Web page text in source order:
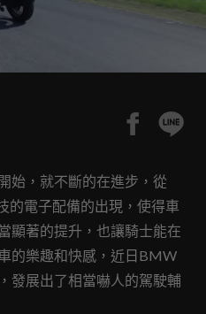
始，就不斷的在進步，從
的電子配備的出現，使得車
顯著的提升，也讓騎士能在
的樂趣和快感，近日BMW
發展出了相當嚇人的駕駛輔